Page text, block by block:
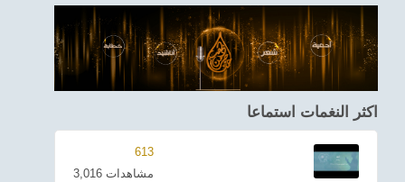
اكثر النغمات استماعا
613
3,016 مشاهدات